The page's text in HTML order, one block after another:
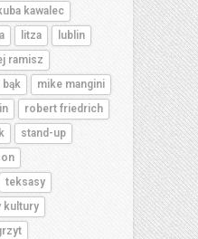
kawalec
litza
lublin
ramisz
bąk
mike mangini
robert friedrich
stand-up
teksasy
kultury